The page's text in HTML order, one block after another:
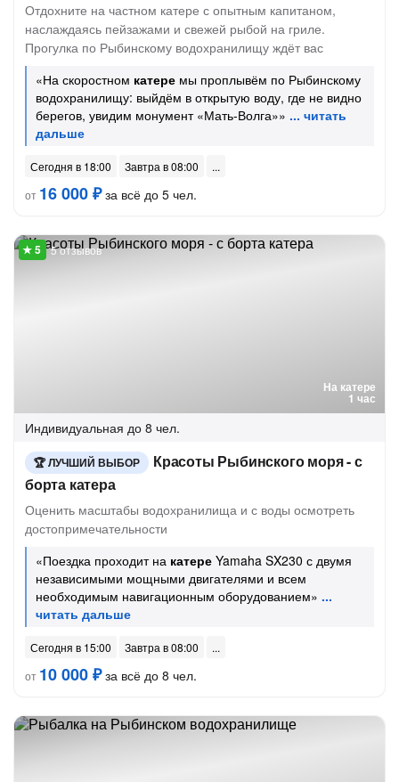
Отдохните на частном катере с опытным капитаном,
наслаждаясь пейзажами и свежей рыбой на гриле.
Прогулка по Рыбинскому водохранилищу ждёт вас
«На скоростном катере мы проплывём по Рыбинскому
водохранилищу: выйдём в открытую воду, где не видно
берегов, увидим монумент «Мать-Волга»»
Сегодня в 18:00
Завтра в 08:00
от 16 000 ₽за всё до 5 чел.
На катере
1 час
5 отзывов
Индивидуальная до 8 чел.
ЛУЧШИЙ ВЫБОР
Красоты Рыбинского моря - с
борта катера
Оценить масштабы водохранилища и с воды осмотреть
достопримечательности
«Поездка проходит на катере Yamaha SX230 с двумя
независимыми мощными двигателями и всем
необходимым навигационным оборудованием»
Сегодня в 15:00
Завтра в 08:00
от 10 000 ₽за всё до 8 чел.